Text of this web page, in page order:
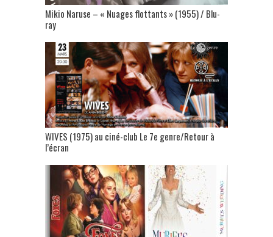
Mikio Naruse – « Nuages flottants » (1955) / Blu-
ray
WIVES (1975) au ciné-club Le 7e genre/Retour à
l’écran